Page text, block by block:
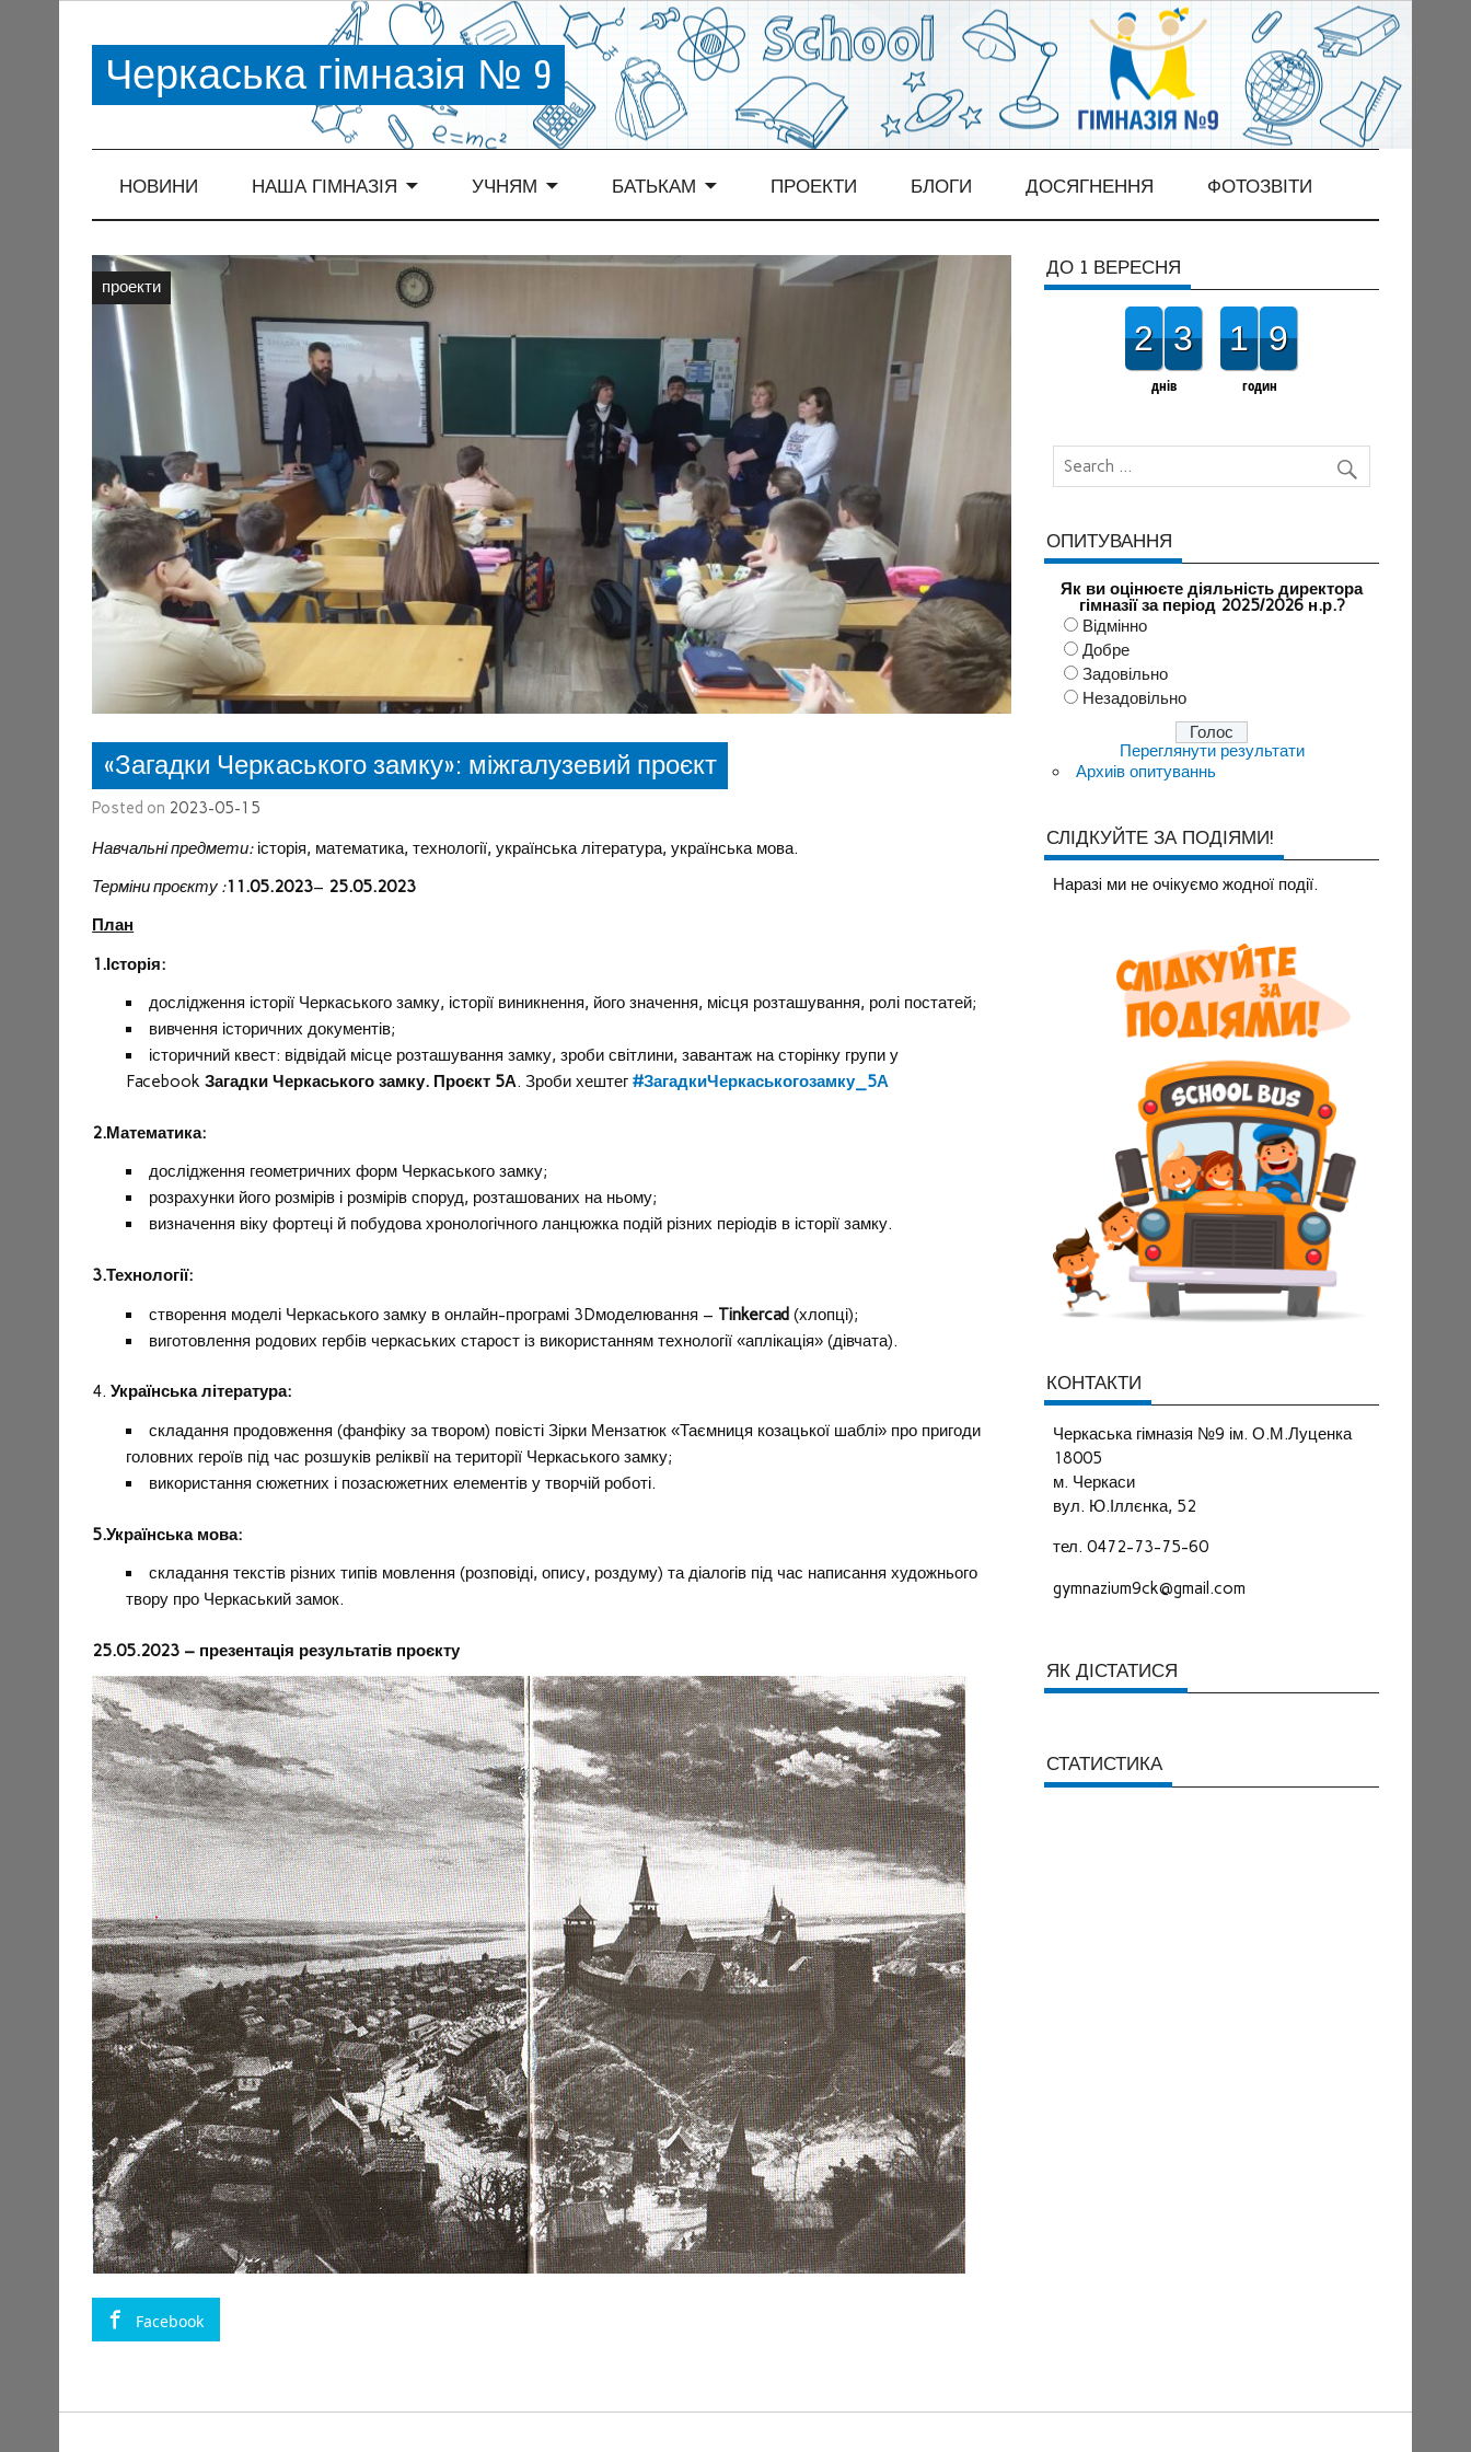
Черкаська гімназія № 9
НОВИНИ НАША ГІМНАЗІЯ УЧНЯМ БАТЬКАМ ПРОЕКТИ БЛОГИ ДОСЯГНЕННЯ ФОТОЗВІТИ
проекти
«Загадки Черкаського замку»: міжгалузевий проєкт
Posted on 2023-05-15
Навчальні предмети:історія, математика, технології, українська література, українська мова.
Терміни проєкту :11.05.2023– 25.05.2023
План
1.Історія:
дослідження історії Черкаського замку, історії виникнення, його значення, місця розташування, ролі постатей;
вивчення історичних документів;
історичний квест: відвідай місце розташування замку, зроби світлини, завантаж на сторінку групи у
Facebook Загадки Черкаського замку. Проєкт 5А. Зроби хештег #ЗагадкиЧеркаськогозамку_5А
2.Математика:
дослідження геометричних форм Черкаського замку;
розрахунки його розмірів і розмірів споруд, розташованих на ньому;
визначення віку фортеці й побудова хронологічного ланцюжка подій різних періодів в історії замку.
3.Технології:
створення моделі Черкаського замку в онлайн-програмі 3Dмоделювання – Tinkercad (хлопці);
виготовлення родових гербів черкаських старост із використанням технології «аплікація» (дівчата).
4.Українська література:
складання продовження (фанфіку за твором) повісті Зірки Мензатюк «Таємниця козацької шаблі» про пригоди
головних героїв під час розшуків реліквії на території Черкаського замку;
використання сюжетних і позасюжетних елементів у творчій роботі.
5.Українська мова:
складання текстів різних типів мовлення (розповіді, опису, роздуму) та діалогів під час написання художнього
твору про Черкаський замок.
25.05.2023 – презентація результатів проєкту
Facebook
ДО 1 ВЕРЕСНЯ
2 3
днів
1 9
годин
ОПИТУВАННЯ
Як ви оцінюєте діяльність директора
гімназії за період 2025/2026 н.р.?
Відмінно
Добре
Задовільно
Незадовільно
Переглянути результати
Архиів опитуваннь
СЛІДКУЙТЕ ЗА ПОДІЯМИ!
Наразi ми не очiкуємо жодної події.
КОНТАКТИ
Черкаська гімназія №9 ім. О.М.Луценка
18005
м. Черкаси
вул. Ю.Іллєнка, 52
тел. 0472-73-75-60
gymnazium9ck@gmail.com
ЯК ДІСТАТИСЯ
СТАТИСТИКА